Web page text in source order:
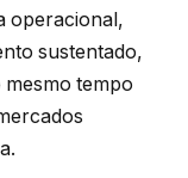
operacional,
sustentado,
mesmo tempo